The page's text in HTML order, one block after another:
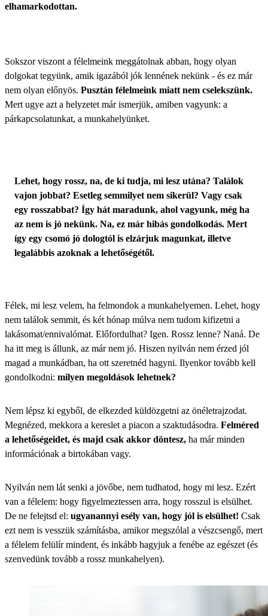
elhamarkodottan.
Sokszor viszont a félelmeink meggátolnak abban, hogy olyan
dolgokat tegyünk, amik igazából jók lennének nekünk - és ez már
nem olyan előnyös. Pusztán félelmeink miatt nem cselekszünk.
Mert ugye azt a helyzetet már ismerjük, amiben vagyunk: a
párkapcsolatunkat, a munkahelyünket.
Lehet, hogy rossz, na, de ki tudja, mi lesz utána? Találok
vajon jobbat? Esetleg semmilyet nem sikerül? Vagy csak
egy rosszabbat? Így hát maradunk, ahol vagyunk, még ha
az nem is jó nekünk. Na, ez már hibás gondolkodás. Mert
így egy csomó jó dologtól is elzárjuk magunkat, illetve
legalábbis azoknak a lehetőségétől.
Félek, mi lesz velem, ha felmondok a munkahelyemen. Lehet, hogy
nem találok semmit, és két hónap múlva nem tudom kifizetni a
lakásomat/ennivalómat. Előfordulhat? Igen. Rossz lenne? Naná. De
ha itt meg is állunk, az már nem jó. Hiszen nyilván nem érzed jól
magad a munkádban, ha ott szeretnéd hagyni. Ilyenkor tovább kell
gondolkodni: milyen megoldások lehetnek?
Nem lépsz ki egyből, de elkezded küldözgetni az önéletrajzodat.
Megnézed, mekkora a kereslet a piacon a szaktudásodra. Felméred
a lehetőségeidet, és majd csak akkor döntesz, ha már minden
információnak a birtokában vagy.
Nyilván nem lát senki a jövőbe, nem tudhatod, hogy mi lesz. Ezért
van a félelem: hogy figyelmeztessen arra, hogy rosszul is elsülhet.
De ne felejtsd el: ugyanannyi esély van, hogy jól is elsülhet! Csak
ezt nem is vesszük számításba, amikor megszólal a vészcsengő, mert
a félelem felülír mindent, és inkább hagyjuk a fenébe az egészet (és
szenvedünk tovább a rossz munkahelyen).